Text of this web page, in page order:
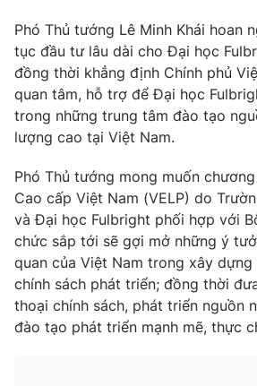
Thị trường
Tư vấn
Lịch phát sóng
Chuyên mục khác
Emagazine
Photo
Video Shorts
VTV Money VTV
Phó Thủ tướng Lê Minh Khái hoan
tục đầu tư lâu dài cho Đại học
đồng thời khẳng định Chính phủ
quan tâm, hỗ trợ để Đại học
trong những trung tâm đào tạo
lượng cao tại Việt Nam.
Phó Thủ tướng mong muốn
Cao cấp Việt Nam (VELP) do
và Đại học Fulbright phối hợp với
chức sắp tới sẽ gợi mở những ý
quan của Việt Nam trong xây
chính sách phát triển; đồng thời
thoại chính sách, phát triển nguồn
đào tạo phát triển mạnh mẽ, thực